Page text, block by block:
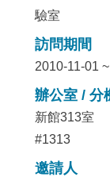
驗室
訪問期間
2010-11-01
辦公室 / 分
新館313室
#1313
邀請人